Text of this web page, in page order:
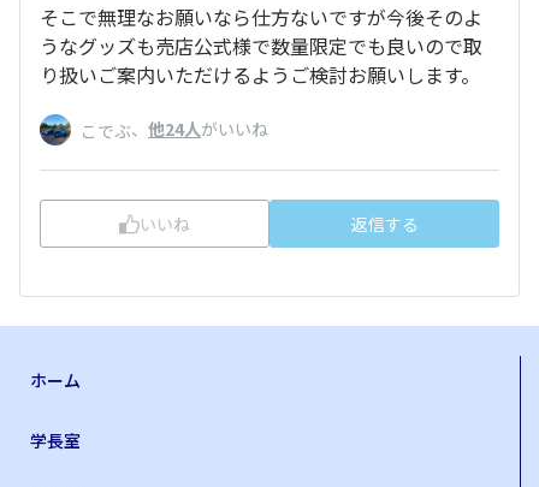
そこで無理なお願いなら仕方ないですが今後そのよ
うなグッズも売店公式様で数量限定でも良いので取
り扱いご案内いただけるようご検討お願いします。
こでぶ、 他24人がいいね
いいね 返信する
ホーム
学長室